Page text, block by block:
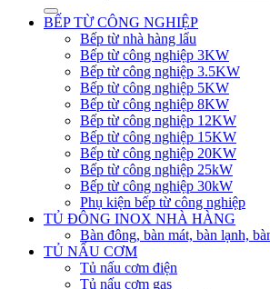
BẾP TỪ CÔNG NGHIỆP
Bếp từ nhà hàng lẩu
Bếp từ công nghiệp 3KW
Bếp từ công nghiệp 3.5KW
Bếp từ công nghiệp 5KW
Bếp từ công nghiệp 8KW
Bếp từ công nghiệp 12KW
Bếp từ công nghiệp 15KW
Bếp từ công nghiệp 20KW
Bếp từ công nghiệp 25kW
Bếp từ công nghiệp 30kW
Phụ kiện bếp từ công nghiệp
TỦ ĐÔNG INOX NHÀ HÀNG
Bàn đông, bàn mát, bàn lạnh,
TỦ NẤU CƠM
Tủ nấu cơm điện
Tủ nấu cơm gas